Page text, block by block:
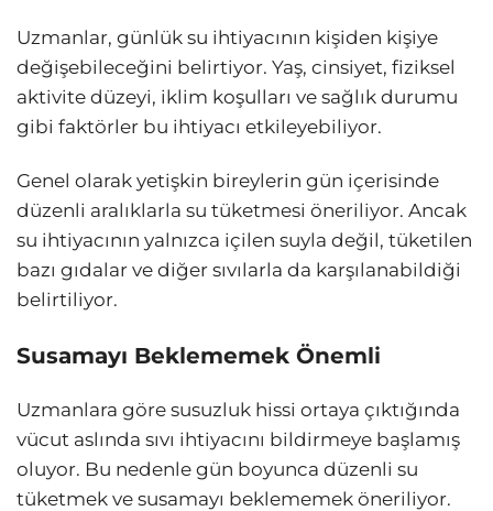
Uzmanlar, günlük su ihtiyacının kişiden kişiye
değişebileceğini belirtiyor. Yaş, cinsiyet, fiziksel
aktivite düzeyi, iklim koşulları ve sağlık durumu
gibi faktörler bu ihtiyacı etkileyebiliyor.
Genel olarak yetişkin bireylerin gün içerisinde
düzenli aralıklarla su tüketmesi öneriliyor. Ancak
su ihtiyacının yalnızca içilen suyla değil, tüketilen
bazı gıdalar ve diğer sıvılarla da karşılanabildiği
belirtiliyor.
Susamayı Beklememek Önemli
Uzmanlara göre susuzluk hissi ortaya çıktığında
vücut aslında sıvı ihtiyacını bildirmeye başlamış
oluyor. Bu nedenle gün boyunca düzenli su
tüketmek ve susamayı beklememek öneriliyor.